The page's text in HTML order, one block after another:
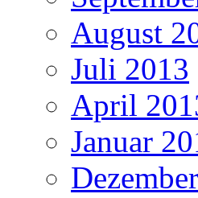
August
Juli 2013
April
Januar